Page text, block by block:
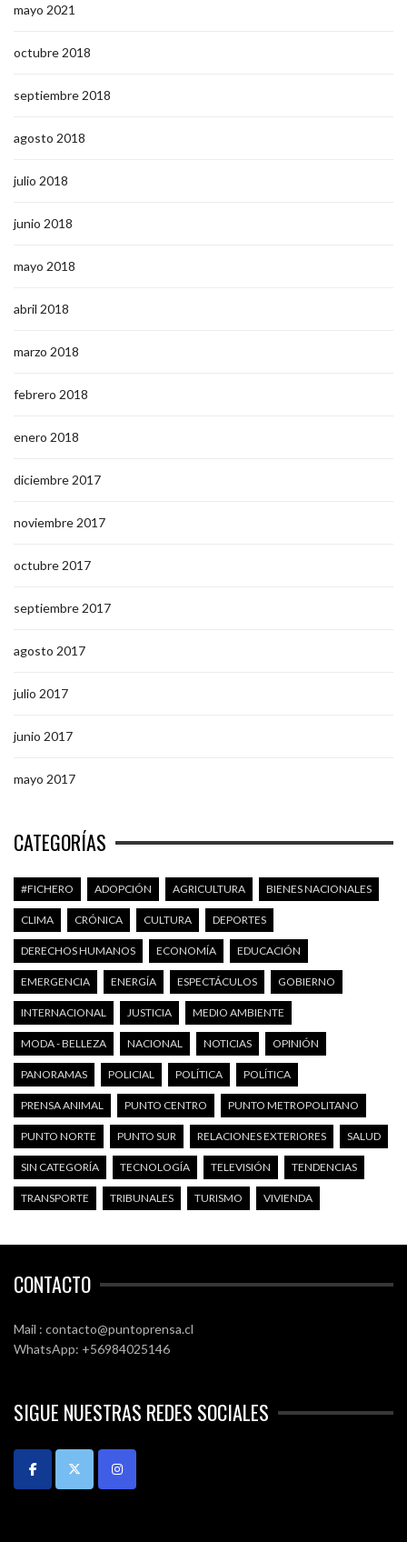
mayo 2021
octubre 2018
septiembre 2018
agosto 2018
julio 2018
junio 2018
mayo 2018
abril 2018
marzo 2018
febrero 2018
enero 2018
diciembre 2017
noviembre 2017
octubre 2017
septiembre 2017
agosto 2017
julio 2017
junio 2017
mayo 2017
CATEGORÍAS
#FICHERO ADOPCIÓN AGRICULTURA BIENES NACIONALES
CLIMA CRÓNICA CULTURA DEPORTES
DERECHOS HUMANOS ECONOMÍA EDUCACIÓN
EMERGENCIA ENERGÍA ESPECTÁCULOS GOBIERNO
INTERNACIONAL JUSTICIA MEDIO AMBIENTE
MODA - BELLEZA NACIONAL NOTICIAS OPINIÓN
PANORAMAS POLICIAL POLÍTICA POLÍTICA
PRENSA ANIMAL PUNTO CENTRO PUNTO METROPOLITANO
PUNTO NORTE PUNTO SUR RELACIONES EXTERIORES SALUD
SIN CATEGORÍA TECNOLOGÍA TELEVISIÓN TENDENCIAS
TRANSPORTE TRIBUNALES TURISMO VIVIENDA
CONTACTO
Mail : contacto@puntoprensa.cl
WhatsApp: +56984025146
SIGUE NUESTRAS REDES SOCIALES